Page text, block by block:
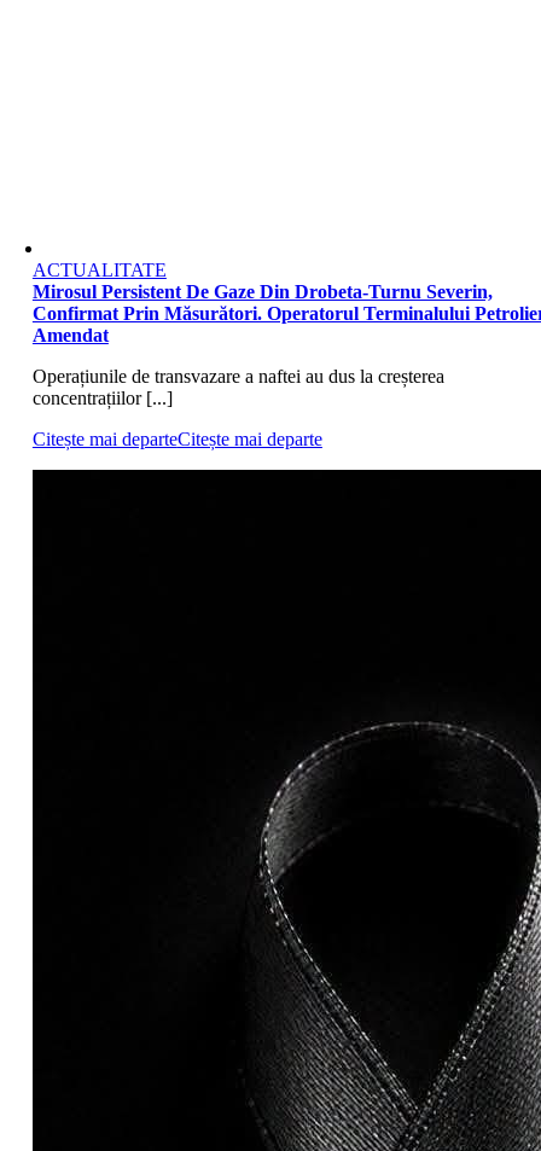
ACTUALITATE
Mirosul Persistent De Gaze Din Drobeta-Turnu Severin,
Confirmat Prin Măsurători. Operatorul Terminalului
Amendat
Operațiunile de transvazare a naftei au dus la creșterea
concentrațiilor [...]
Citește mai departeCitește mai departe